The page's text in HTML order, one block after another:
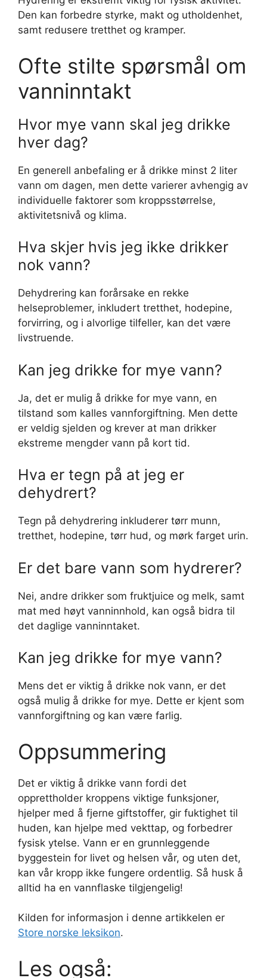
Den kan forbedre styrke, makt og utholdenhet,
samt redusere tretthet og kramper.
Ofte stilte spørsmål om
vanninntakt
Hvor mye vann skal jeg drikke
hver dag?
En generell anbefaling er å drikke minst 2 liter
vann om dagen, men dette varierer avhengig av
individuelle faktorer som kroppsstørrelse,
aktivitetsnivå og klima.
Hva skjer hvis jeg ikke drikker
nok vann?
Dehydrering kan forårsake en rekke
helseproblemer, inkludert tretthet, hodepine,
forvirring, og i alvorlige tilfeller, kan det være
livstruende.
Kan jeg drikke for mye vann?
Ja, det er mulig å drikke for mye vann, en
tilstand som kalles vannforgiftning. Men dette
er veldig sjelden og krever at man drikker
ekstreme mengder vann på kort tid.
Hva er tegn på at jeg er
dehydrert?
Tegn på dehydrering inkluderer tørr munn,
tretthet, hodepine, tørr hud, og mørk farget urin.
Er det bare vann som hydrerer?
Nei, andre drikker som fruktjuice og melk, samt
mat med høyt vanninnhold, kan også bidra til
det daglige vanninntaket.
Kan jeg drikke for mye vann?
Mens det er viktig å drikke nok vann, er det
også mulig å drikke for mye. Dette er kjent som
vannforgiftning og kan være farlig.
Oppsummering
Det er viktig å drikke vann fordi det
opprettholder kroppens viktige funksjoner,
hjelper med å fjerne giftstoffer, gir fuktighet til
huden, kan hjelpe med vekttap, og forbedrer
fysisk ytelse. Vann er en grunnleggende
byggestein for livet og helsen vår, og uten det,
kan vår kropp ikke fungere ordentlig. Så husk å
alltid ha en vannflaske tilgjengelig!
Kilden for informasjon i denne artikkelen er
Store norske leksikon.
Les også: